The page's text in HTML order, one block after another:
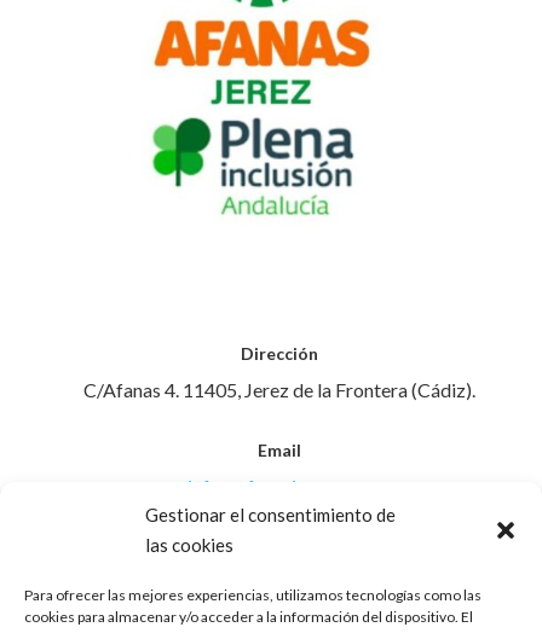
Gestionar el consentimiento de
las cookies
Para ofrecer las mejores experiencias, utilizamos tecnologías como las
cookies para almacenar y/o acceder a la información del dispositivo. El
Dirección
C/Afanas 4. 11405, Jerez de la Frontera (Cádiz).
Email
info@afanasjerez.com